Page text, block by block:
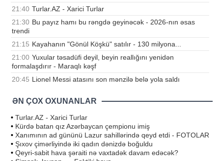
21:40 Turlar.AZ - Xarici Turlar
21:30 Bu payız hamı bu rəngdə geyinəcək - 2026-nın əsas
trendi
21:15 Kayahanın "Gönül Köşkü" satılır - 130 milyona...
21:00 Yuxular təsadüfi deyil, beyin reallığını yenidən
formalaşdırır - Maraqlı kəşf
20:45 Lionel Messi atasını son mənzilə belə yola saldı
ƏN ÇOX OXUNANLAR
• Turlar.AZ - Xarici Turlar
• Kürdə batan qız Azərbaycan çempionu imiş
• Xanımının ad gününü Lazur sahillərində qeyd etdi - FOTOLAR
• Şıxov çimərliyində iki qadın dənizdə boğuldu
• Qeyri-sabit hava şəraiti nə vaxtadək davam edəcək?